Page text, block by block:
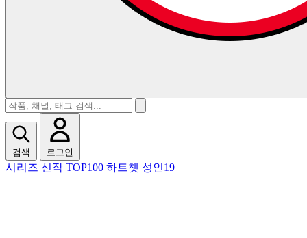
검색 로그인
시리즈 신작 TOP100 하트챗 성인19